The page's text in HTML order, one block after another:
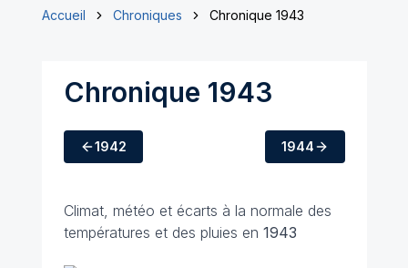
Accueil Chroniques Chronique 1943
Chronique 1943
1942 1944
Climat, météo et écarts à la normale des
températures et des pluies en 1943